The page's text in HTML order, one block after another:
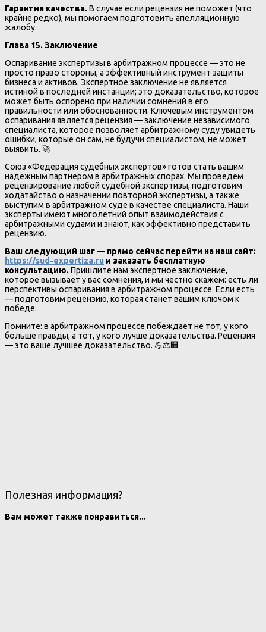
Гарантия качества.В случае если рецензия не поможет (что
крайне редко), мы помогаем подготовить апелляционную
жалобу.
Глава 15. Заключение
Оспаривание экспертизы в арбитражном процессе — это не
просто право стороны, а эффективный инструмент защиты
бизнеса и активов. Экспертное заключение не является
истиной в последней инстанции; это доказательство, которое
может быть оспорено при наличии сомнений в его
правильности или обоснованности. Ключевым инструментом
оспаривания является рецензия — заключение независимого
специалиста, которое позволяет арбитражному суду увидеть
ошибки, которые он сам, не будучи специалистом, не может
выявить. 🚀
Союз «Федерация судебных экспертов» готов стать вашим
надежным партнером в арбитражных спорах. Мы проведем
рецензирование любой судебной экспертизы, подготовим
ходатайство о назначении повторной экспертизы, а также
выступим в арбитражном суде в качестве специалиста. Наши
эксперты имеют многолетний опыт взаимодействия с
арбитражными судами и знают, как эффективно представить
рецензию.
Ваш следующий шаг — прямо сейчас перейти на наш сайт:
https://sud-expertiza.ru и заказать бесплатную
консультацию.Пришлите нам экспертное заключение,
которое вызывает у вас сомнения, и мы честно скажем: есть ли
перспективы оспаривания в арбитражном процессе. Если есть
— подготовим рецензию, которая станет вашим ключом к
победе.
Помните: в арбитражном процессе побеждает не тот, у кого
больше правды, а тот, у кого лучше доказательства. Рецензия
— это ваше лучшее доказательство. 💪⚖️🏢
Полезная информация?
Вам может также понравиться...